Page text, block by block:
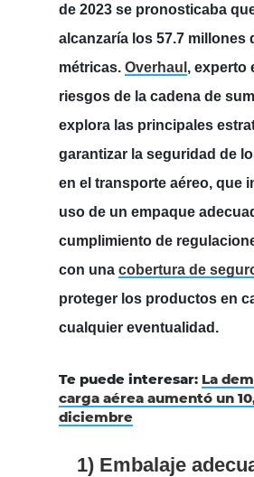
de 2023 se pronosticaba
alcanzaría los 57.7 millones
métricas. Overhaul , experto
riesgos de la cadena de
explora las principales
garantizar la seguridad de
en el transporte aéreo, que
uso de un empaque
cumplimiento de
con una cobertura de
proteger los productos en
cualquier eventualidad.
Te puede interesar: La
carga aérea aumentó un
diciembre
1) Embalaje